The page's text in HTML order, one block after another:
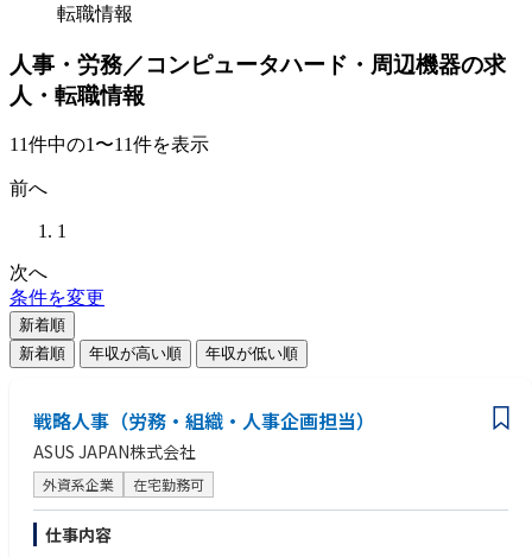
転職情報
人事・労務／コンピュータハード・周辺機器の求
人・転職情報
11件中の1〜11件を表示
前へ
1
次へ
条件を変更
新着順
新着順
年収が高い順 年収が低い順
戦略人事（労務・組織・人事企画担当）
ASUS JAPAN株式会社
外資系企業 在宅勤務可
仕事内容